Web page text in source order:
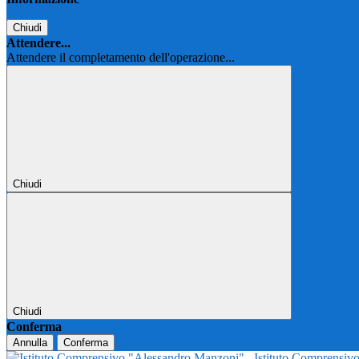
Chiudi
Attendere...
Attendere il completamento dell'operazione...
Chiudi
Chiudi
Conferma
Annulla Conferma